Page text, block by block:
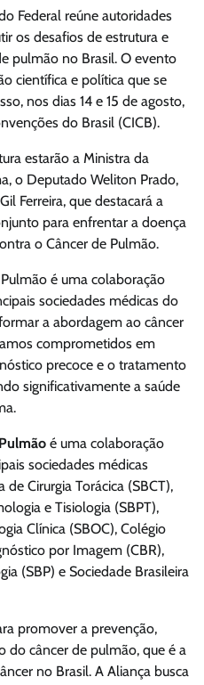
Federal reúne autoridades
os desafios de estrutura e
pulmão no Brasil. O evento
científica e política que se
nos dias 14 e 15 de agosto,
do Brasil (CICB).
estarão a Ministra da
o Deputado Weliton Prado,
Ferreira, que destacará a
para enfrentar a doença
o Câncer de Pulmão.
é uma colaboração
sociedades médicas do
a abordagem ao câncer
comprometidos em
precoce e o tratamento
significativamente a saúde
é uma colaboração
sociedades médicas
de Cirurgia Torácica (SBCT),
e Tisiologia (SBPT),
Clínica (SBOC), Colégio
por Imagem (CBR),
(SBP) e Sociedade Brasileira
promover a prevenção,
do câncer de pulmão, que é a
no Brasil. A Aliança busca